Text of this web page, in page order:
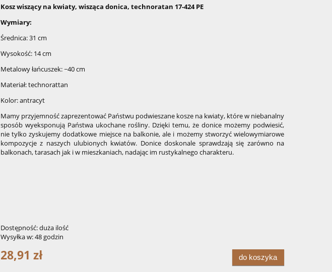
Kosz wiszący na kwiaty, wisząca donica, technoratan 17-424 PE
Wymiary:
Średnica: 31 cm
Wysokość: 14 cm
Metalowy łańcuszek: ~40 cm
Materiał: technorattan
Kolor: antracyt
Mamy przyjemność zaprezentować Państwu podwieszane kosze na kwiaty, które w niebanalny
sposób wyeksponują Państwa ukochane rośliny. Dzięki temu, że donice możemy podwiesić,
nie tylko zyskujemy dodatkowe miejsce na balkonie, ale i możemy stworzyć wielowymiarowe
kompozycje z naszych ulubionych kwiatów. Donice doskonale sprawdzają się zarówno na
balkonach, tarasach jak i w mieszkaniach, nadając im rustykalnego charakteru.
Dostępność:duża ilość
Wysyłka w:48 godzin
28,91 zł do koszyka